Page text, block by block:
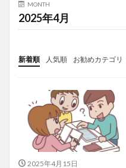
MONTH
2025年4月
新着順 人気順
お勧めカテゴリ
投稿
学び
マンガ
電子書籍
2025年4月15日